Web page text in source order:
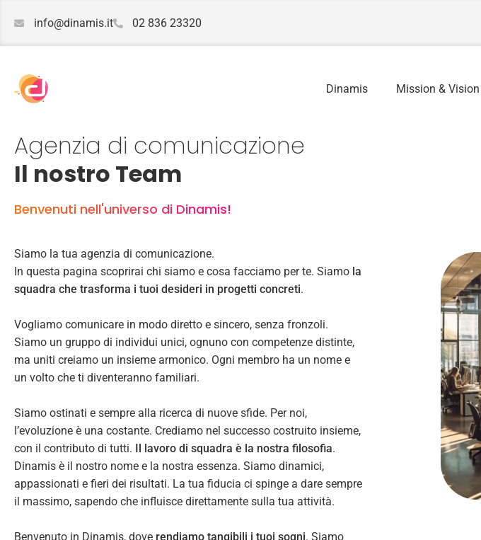
info@dinamis.it 02 836 23320
Dinamis Mission & Vision
Agenzia di comunicazione
Il nostro Team
Benvenuti nell'universo di Dinamis!
Siamo la tua agenzia di comunicazione.
In questa pagina scoprirai chi siamo e cosa facciamo per te. Siamo la
squadra che trasforma i tuoi desideri in progetti concreti.
Vogliamo comunicare in modo diretto e sincero, senza fronzoli.
Siamo un gruppo di individui unici, ognuno con competenze distinte,
ma uniti creiamo un insieme armonico. Ogni membro ha un nome e
un volto che ti diventeranno familiari.
Siamo ostinati e sempre alla ricerca di nuove sfide. Per noi,
l’evoluzione è una costante. Crediamo nel successo costruito insieme,
con il contributo di tutti. Il lavoro di squadra è la nostra filosofia.
Dinamis è il nostro nome e la nostra essenza. Siamo dinamici,
appassionati e fieri dei risultati. La tua fiducia ci spinge a dare sempre
il massimo, sapendo che influisce direttamente sulla tua attività.
Benvenuto in Dinamis, dove rendiamo tangibili i tuoi sogni. Siamo